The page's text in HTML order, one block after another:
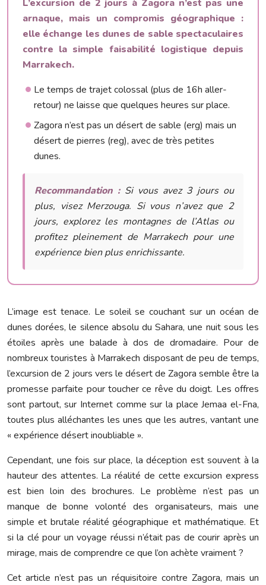
L’excursion de 2 jours à Zagora n’est pas une
arnaque, mais un compromis géographique :
elle échange les dunes de sable spectaculaires
contre la simple faisabilité logistique depuis
Marrakech.
Le temps de trajet colossal (plus de 16h aller-
retour) ne laisse que quelques heures sur place.
Zagora n’est pas un désert de sable (erg) mais un
désert de pierres (reg), avec de très petites
dunes.
Recommandation :Si vous avez 3 jours ou
plus, visez Merzouga. Si vous n’avez que 2
jours, explorez les montagnes de l’Atlas ou
profitez pleinement de Marrakech pour une
expérience bien plus enrichissante.
L’image est tenace. Le soleil se couchant sur un océan de
dunes dorées, le silence absolu du Sahara, une nuit sous les
étoiles après une balade à dos de dromadaire. Pour de
nombreux touristes à Marrakech disposant de peu de temps,
l’excursion de 2 jours vers le désert de Zagora semble être la
promesse parfaite pour toucher ce rêve du doigt. Les offres
sont partout, sur Internet comme sur la place Jemaa el-Fna,
toutes plus alléchantes les unes que les autres, vantant une
« expérience désert inoubliable ».
Cependant, une fois sur place, la déception est souvent à la
hauteur des attentes. La réalité de cette excursion express
est bien loin des brochures. Le problème n’est pas un
manque de bonne volonté des organisateurs, mais une
simple et brutale réalité géographique et mathématique. Et
si la clé pour un voyage réussi n’était pas de courir après un
mirage, mais de comprendre ce que l’on achète vraiment ?
Cet article n’est pas un réquisitoire contre Zagora, mais un